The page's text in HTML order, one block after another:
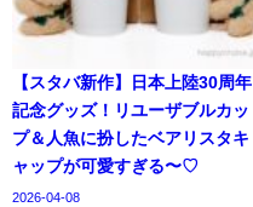
【スタバ新作】日本上陸30周年
記念グッズ！リユーザブルカッ
プ＆人魚に扮したベアリスタキ
ャップが可愛すぎる〜♡
2026-04-08